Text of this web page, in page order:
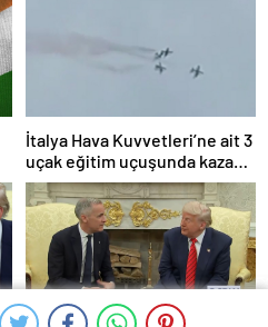
İtalya Hava Kuvvetleri’ne ait 3
uçak eğitim uçuşunda kaza
yaptı